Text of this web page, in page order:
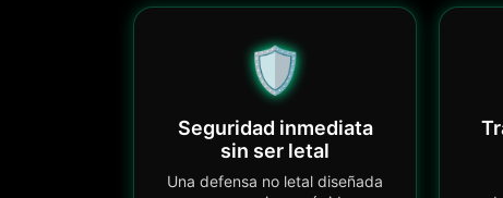
🛡️
Seguridad inmediata
sin ser letal
Una defensa no letal diseñada